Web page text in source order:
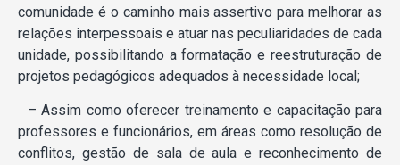
comunidade é o caminho mais assertivo para melhorar as
relações interpessoais e atuar nas peculiaridades de cada
unidade, possibilitando a formatação e reestruturação de
projetos pedagógicos adequados à necessidade local;
– Assim como oferecer treinamento e capacitação para
professores e funcionários, em áreas como resolução de
conflitos, gestão de sala de aula e reconhecimento de